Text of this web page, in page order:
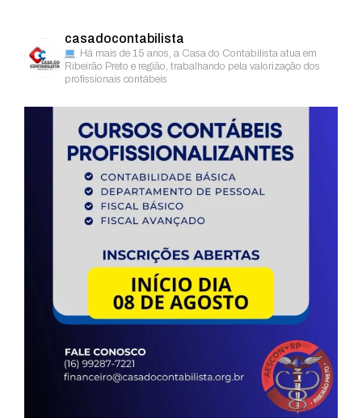
casadocontabilista
Há mais de 15 anos, a Casa do Contabilista atua em
Ribeirão Preto e região, trabalhando pela valorização dos
profissionais contábeis